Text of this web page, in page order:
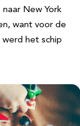
New York
want voor de
werd het schip